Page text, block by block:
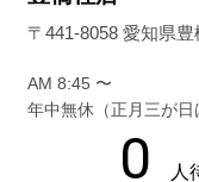
〒441-8058 愛知県
AM 8:45 〜
年中無休（正月三が日